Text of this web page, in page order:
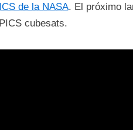
de la NASA. El próximo
cubesats.